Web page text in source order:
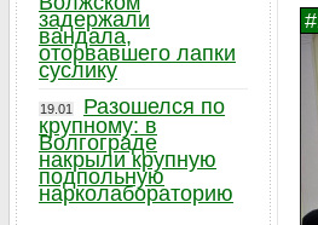
задержали
вандала,
оторвавшего лапки
суслику
19.01
Разошелся по
крупному: в
Волгограде
накрыли крупную
подпольную
нарколабораторию